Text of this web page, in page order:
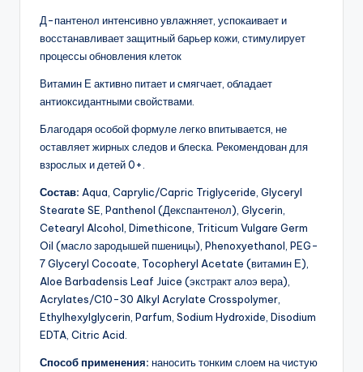
Д-пантенол интенсивно увлажняет, успокаивает и
восстанавливает защитный барьер кожи, стимулирует
процессы обновления клеток
Витамин Е активно питает и смягчает, обладает
антиоксидантными свойствами.
Благодаря особой формуле легко впитывается, не
оставляет жирных следов и блеска. Рекомендован для
взрослых и детей 0+.
Состав: Aqua, Caprylic/Capric Triglyceride, Glyceryl
Stearate SE, Panthenol (Декспантенол), Glycerin,
Cetearyl Alcohol, Dimethicone, Triticum Vulgare Germ
Oil (масло зародышей пшеницы), Phenoxyethanol, PEG-
7 Glyceryl Cocoate, Tocopheryl Acetate (витамин Е),
Aloe Barbadensis Leaf Juice (экстракт алоэ вера),
Acrylates/C10-30 Alkyl Acrylate Crosspolymer,
Ethylhexylglycerin, Parfum, Sodium Hydroxide, Disodium
EDTA, Citric Acid.
Способ применения: наносить тонким слоем на чистую